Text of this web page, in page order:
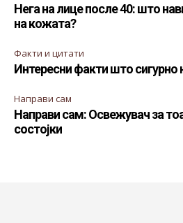
Нега на лице после 40: што
на кожата?
Факти и цитати
Интересни факти што сигурно
Направи сам
Направи сам: Освежувач за
состојки